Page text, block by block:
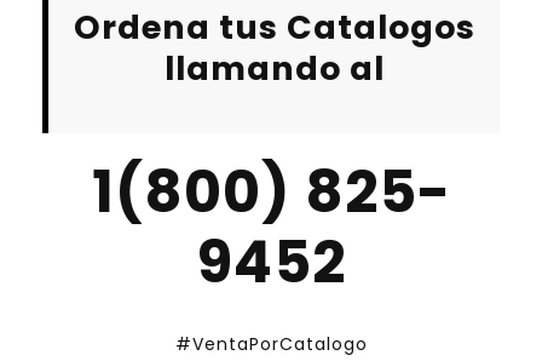
Ordena tus Catalogos
llamando al
1(800) 825-
9452
#VentaPorCatalogo